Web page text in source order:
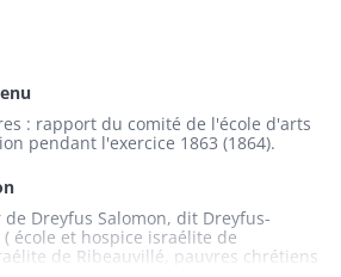
: rapport du comité de l'école d'arts
pendant l'exercice 1863 (1864).
Dreyfus Salomon, dit Dreyfus-
école et hospice israélite de
de Ribeauvillé, pauvres chrétiens